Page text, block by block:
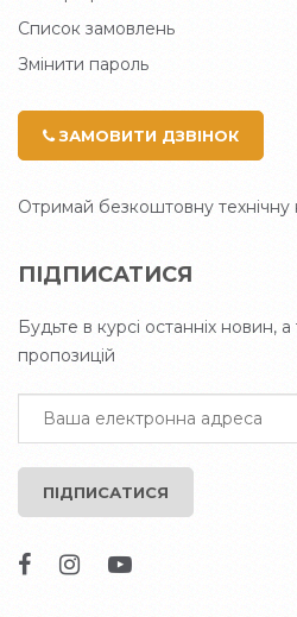
Список замовлень
Змінити пароль
ЗАМОВИТИ ДЗВІНОК
Отримай безкоштовну технічну
ПІДПИСАТИСЯ
Будьте в курсі останніх новин,
пропозицій
ПІДПИСАТИСЯ